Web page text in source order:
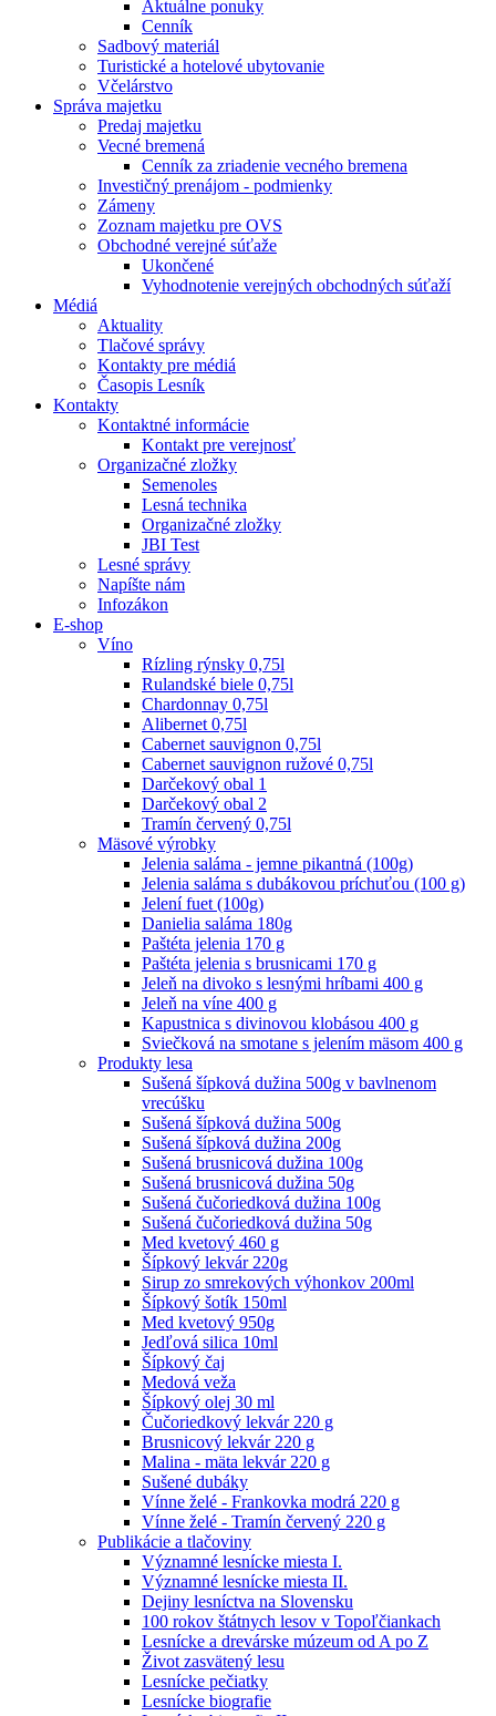
Aktuálne ponuky
Cenník
Sadbový materiál
Turistické a hotelové ubytovanie
Včelárstvo
Správa majetku
Predaj majetku
Vecné bremená
Cenník za zriadenie vecného bremena
Investičný prenájom - podmienky
Zámeny
Zoznam majetku pre OVS
Obchodné verejné súťaže
Ukončené
Vyhodnotenie verejných obchodných súťaží
Médiá
Aktuality
Tlačové správy
Kontakty pre médiá
Časopis Lesník
Kontakty
Kontaktné informácie
Kontakt pre verejnosť
Organizačné zložky
Semenoles
Lesná technika
Organizačné zložky
JBI Test
Lesné správy
Napíšte nám
Infozákon
E-shop
Víno
Rízling rýnsky 0,75l
Rulandské biele 0,75l
Chardonnay 0,75l
Alibernet 0,75l
Cabernet sauvignon 0,75l
Cabernet sauvignon ružové 0,75l
Darčekový obal 1
Darčekový obal 2
Tramín červený 0,75l
Mäsové výrobky
Jelenia saláma - jemne pikantná (100g)
Jelenia saláma s dubákovou príchuťou (100 g)
Jelení fuet (100g)
Danielia saláma 180g
Paštéta jelenia 170 g
Paštéta jelenia s brusnicami 170 g
Jeleň na divoko s lesnými hríbami 400 g
Jeleň na víne 400 g
Kapustnica s divinovou klobásou 400 g
Sviečková na smotane s jelením mäsom 400 g
Produkty lesa
Sušená šípková dužina 500g v bavlnenom
vrecúšku
Sušená šípková dužina 500g
Sušená šípková dužina 200g
Sušená brusnicová dužina 100g
Sušená brusnicová dužina 50g
Sušená čučoriedková dužina 100g
Sušená čučoriedková dužina 50g
Med kvetový 460 g
Šípkový lekvár 220g
Sirup zo smrekových výhonkov 200ml
Šípkový šotík 150ml
Med kvetový 950g
Jedľová silica 10ml
Šípkový čaj
Medová veža
Šípkový olej 30 ml
Čučoriedkový lekvár 220 g
Brusnicový lekvár 220 g
Malina - mäta lekvár 220 g
Sušené dubáky
Vínne želé - Frankovka modrá 220 g
Vínne želé - Tramín červený 220 g
Publikácie a tlačoviny
Významné lesnícke miesta I.
Významné lesnícke miesta II.
Dejiny lesníctva na Slovensku
100 rokov štátnych lesov v Topoľčiankach
Lesnícke a drevárske múzeum od A po Z
Život zasvätený lesu
Lesnícke pečiatky
Lesnícke biografie